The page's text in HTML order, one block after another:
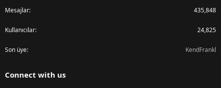
Mesajlar 435,848
Kullanıcılar 24,825
Son üye KendFrankl
Connect with us